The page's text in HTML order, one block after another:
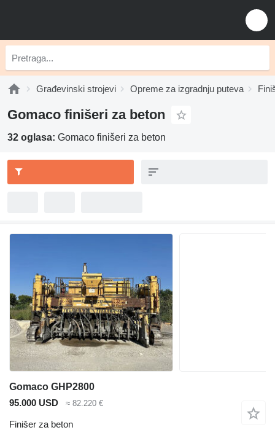
Građevinski strojevi Opreme za izgradnju puteva
Gomaco finišeri za beton
32 oglasa: Gomaco finišeri za beton
Gomaco GHP2800
95.000 USD
≈ 82.220 €
Finišer za beton